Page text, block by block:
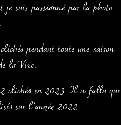
suis passionné par la photo
pendant toute une saison
la Vire.
clichés en 2023. Il a fallu que
sur l’année 2022.